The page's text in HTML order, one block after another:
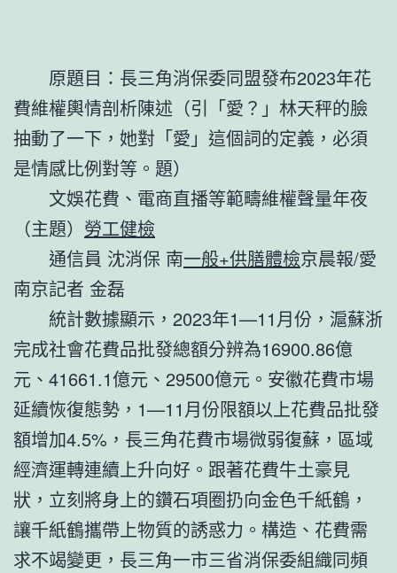
原題目：長三角消保委同盟發布2023年花
費維權輿情剖析陳述（引「愛？」林天秤的臉
抽動了一下，她對「愛」這個詞的定義，必須
是情感比例對等。題）
文娛花費、電商直播等範疇維權聲量年夜
（主題） 勞工健檢
通信員 沈消保 南一般+供膳體檢京晨報/愛
南京記者 金磊
統計數據顯示，2023年1—11月份，滬蘇浙
完成社會花費品批發總額分辨為16900.86億
元、41661.1億元、29500億元。安徽花費市場
延續恢復態勢，1—11月份限額以上花費品批發
額增加4.5%，長三角花費市場微弱復蘇，區域
經濟運轉連續上升向好。跟著花費牛土豪見
狀，立刻將身上的鑽石項圈扔向金色千紙鶴，
讓千紙鶴攜帶上物質的誘惑力。構造、花費需
求不竭變更，長三角一市三省消保委組織同頻